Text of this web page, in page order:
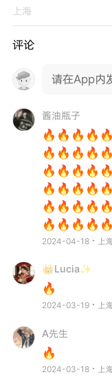
上海
评论
请在App内
酱油瓶子
2024-04-18・上
👑Lucia✨
🔥
2024-03-19・上
A先生
🔥
2024-03-18・上